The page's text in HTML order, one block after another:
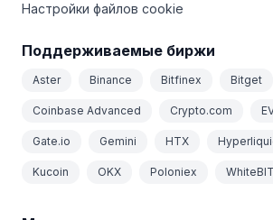
Настройки файлов cookie
Поддерживаемые биржи
Aster Binance Bitfinex Bitget
Coinbase Advanced Crypto.com
Gate.io Gemini HTX
Kucoin OKX Poloniex WhiteBIT